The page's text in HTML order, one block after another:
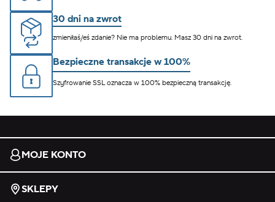
30 dni na zwrot
zmieniłaś/eś zdanie? Nie ma problemu. Masz 30 dni na zwrot.
Bezpieczne transakcje w 100%
Szyfrowanie SSL oznacza w 100% bezpieczną transakcję.
MOJE KONTO
SKLEPY